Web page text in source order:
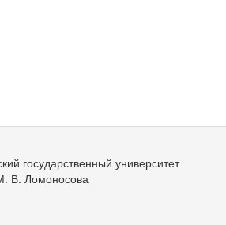
государственный университет
В. Ломоносова